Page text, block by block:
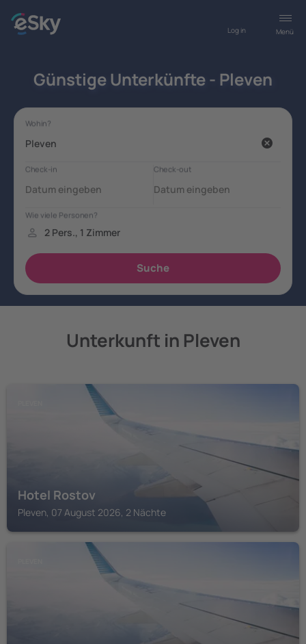
Menü
Log in
Günstige Unterkünfte - Pleven
Unterkunft in Pleven
Hotel Rostov
Pleven, 07 August 2026, 2 Nächte